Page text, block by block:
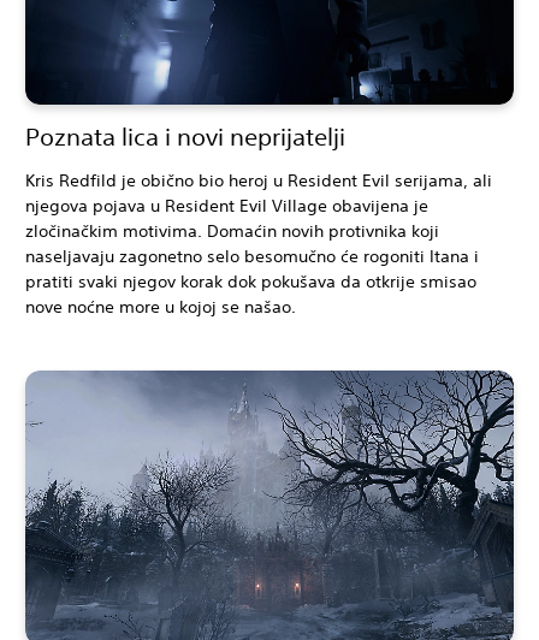
Poznata lica i novi neprijatelji
Kris Redfild je obično bio heroj u Resident Evil serijama, ali
njegova pojava u Resident Evil Village obavijena je
zločinačkim motivima. Domaćin novih protivnika koji
naseljavaju zagonetno selo besomučno će rogoniti Itana i
pratiti svaki njegov korak dok pokušava da otkrije smisao
nove noćne more u kojoj se našao.